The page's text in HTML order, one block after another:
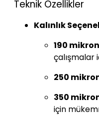
Teknik Özellikler
Kalınlık
190 mikron
çalışmalar
250
350
için